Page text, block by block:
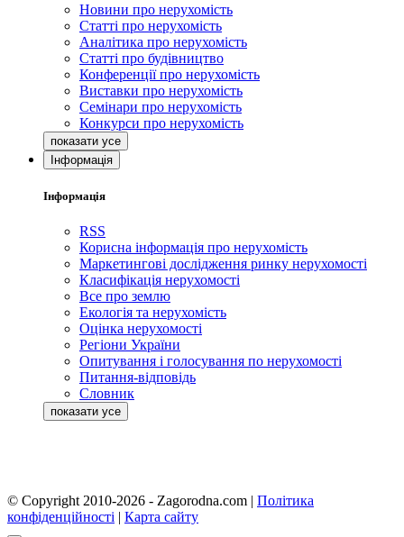
Новини про нерухомість
Статті про нерухомість
Аналітика про нерухомість
Статті про будівництво
Конференції про нерухомість
Виставки про нерухомість
Семінари про нерухомість
Конкурси про нерухомість
Інформація
Інформація
RSS
Корисна інформація про нерухомість
Маркетингові дослідження ринку нерухомості
Класифікація нерухомості
Все про землю
Екологія та нерухомість
Оцінка нерухомості
Регіони України
Опитування і голосування по нерухомості
Питання-відповідь
Словник
© Copyright 2010-2026 - Zagorodna.com | Політика
конфіденційності | Карта сайту